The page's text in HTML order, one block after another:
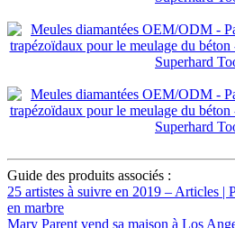
Guide des produits associés :
25 artistes à suivre en 2019 – Articles |
en marbre
Mary Parent vend sa maison à Los